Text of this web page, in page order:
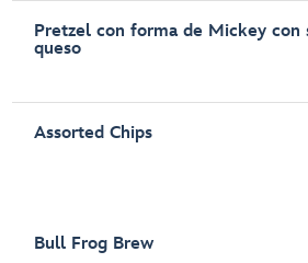
Pretzel con forma de Mickey con
queso
Assorted Chips
Bull Frog Brew